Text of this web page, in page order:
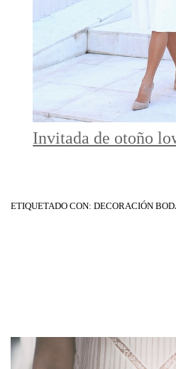
Invitada de otoño
ETIQUETADO CON: DECORACIÓN